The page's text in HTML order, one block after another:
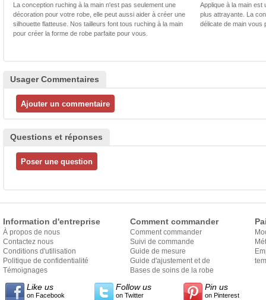
La conception ruching à la main n'est pas seulement une
décoration pour votre robe, elle peut aussi aider à créer une
silhouette flatteuse. Nos tailleurs font tous ruching à la main
pour créer la forme de robe parfaite pour vous.
Applique à la main est
plus attrayante. La
délicate de main vous
Usager Commentaires
Questions et réponses
Information d'entreprise
À propos de nous
Contactez nous
Conditions d'utilisation
Politique de confidentialité
Témoignages
Comment commander
Comment commander
Suivi de commande
Guide de mesure
Guide d'ajustement et de
style
Bases de soins de la robe
Like us
on Facebook
Follow us
on Twitter
Pin us
on Pinterest